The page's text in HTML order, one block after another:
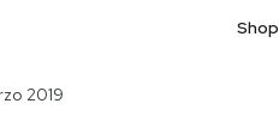
Shop
2019